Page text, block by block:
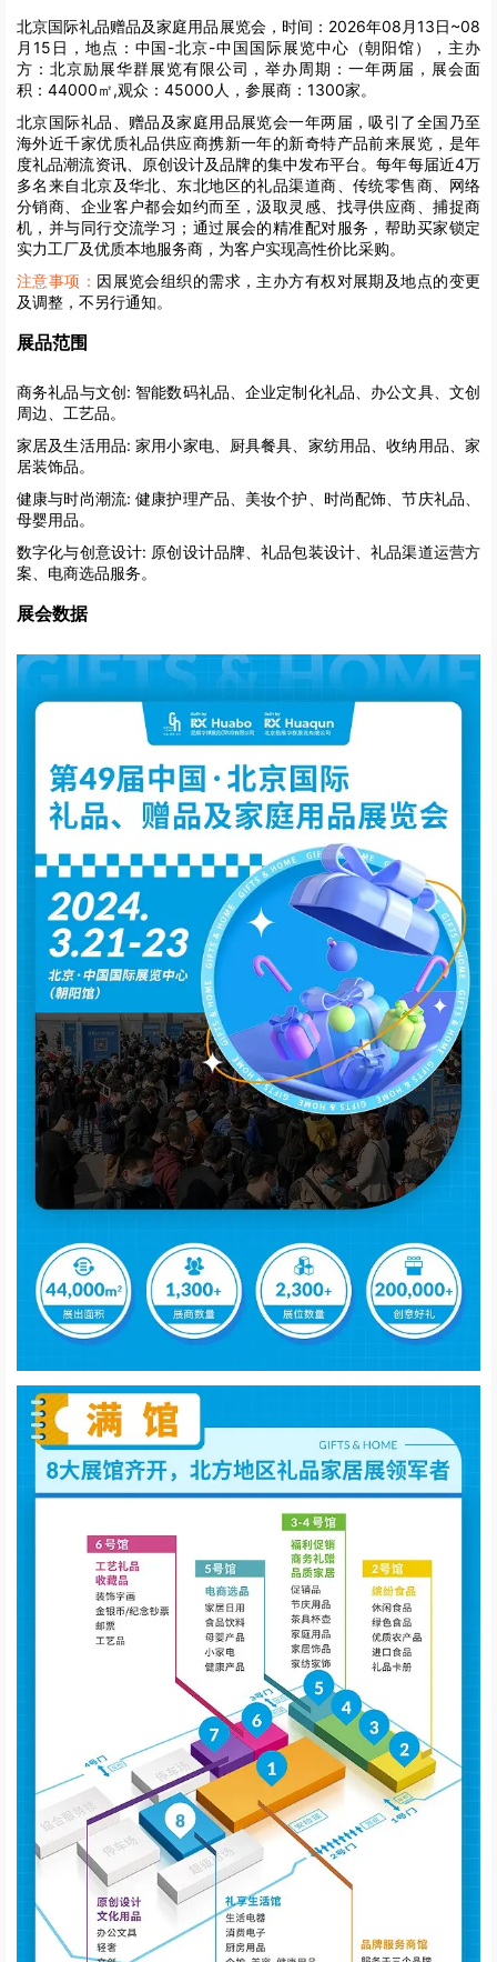
北京国际礼品赠品及家庭用品展览会，时间：2026年08月13日~08
月15日，地点：中国-北京-中国国际展览中心（朝阳馆），主办
方：北京励展华群展览有限公司，举办周期：一年两届，展会面
积：44000㎡,观众：45000人，参展商：1300家。
北京国际礼品、赠品及家庭用品展览会一年两届，吸引了全国乃至
海外近千家优质礼品供应商携新一年的新奇特产品前来展览，是年
度礼品潮流资讯、原创设计及品牌的集中发布平台。每年每届近4万
多名来自北京及华北、东北地区的礼品渠道商、传统零售商、网络
分销商、企业客户都会如约而至，汲取灵感、找寻供应商、捕捉商
机，并与同行交流学习；通过展会的精准配对服务，帮助买家锁定
实力工厂及优质本地服务商，为客户实现高性价比采购。
注意事项： 因展览会组织的需求，主办方有权对展期及地点的变更
及调整，不另行通知。
展品范围
商务礼品与文创: 智能数码礼品、企业定制化礼品、办公文具、文创
周边、工艺品。
家居及生活用品: 家用小家电、厨具餐具、家纺用品、收纳用品、家
居装饰品。
健康与时尚潮流: 健康护理产品、美妆个护、时尚配饰、节庆礼品、
母婴用品。
数字化与创意设计: 原创设计品牌、礼品包装设计、礼品渠道运营方
案、电商选品服务。
展会数据